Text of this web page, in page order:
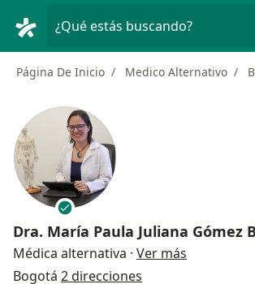
¿Qué estás buscando?
Página De Inicio Medico Alternativo
Dra. María Paula Juliana Gómez
Médica alternativa · Ver más
Bogotá 2 direcciones